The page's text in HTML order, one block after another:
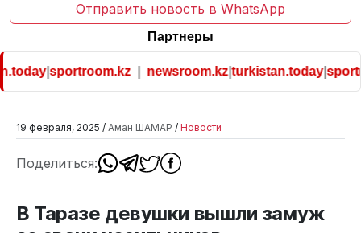
Отправить новость в WhatsApp
Партнеры
|sportroom.kz| newsroom.kz|turkistan.today|
19 февраля, 2025 / Аман ШАМАР / Новости
Поделиться:
В Таразе девушки вышли замуж